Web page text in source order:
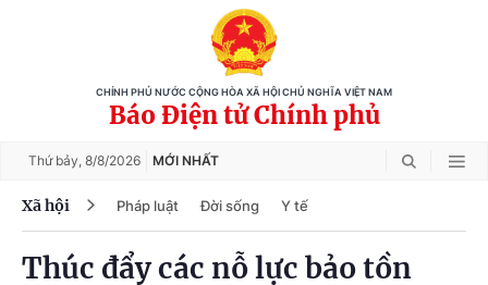
CHÍNH PHỦ NƯỚC CỘNG HÒA XÃ HỘI CHỦ NGHĨA VIỆT NAM
Báo Điện tử Chính phủ
Thứ bảy, 8/8/2026 MỚI NHẤT
Xã hội Pháp luật Đời sống Y tế
Thúc đẩy các nỗ lực bảo tồn